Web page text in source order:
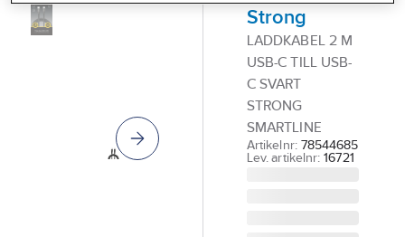
Vanliga frågor
Strong
LADDKABEL 2 M
USB-C TILL USB-
C SVART
STRONG
SMARTLINE
Artikelnr: 78544685
Lev. artikelnr: 16721